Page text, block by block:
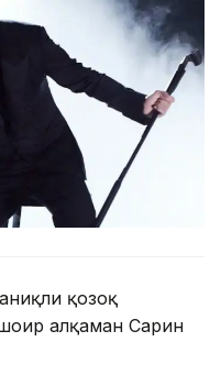
қозоқ
Қалқаман Сарин